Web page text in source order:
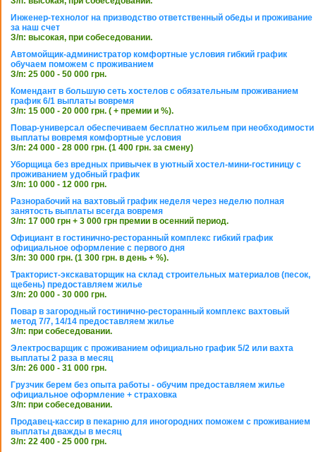
Инженер-технолог на призводство ответственный обеды и проживание
за наш счет
З/п: высокая, при собеседовании.
Автомойщик-администратор комфортные условия гибкий график
обучаем поможем с проживанием
З/п: 25 000 - 50 000 грн.
Комендант в большую сеть хостелов с обязательным проживанием
график 6/1 выплаты вовремя
З/п: 15 000 - 20 000 грн. ( + премии и %).
Повар-универсал обеспечиваем бесплатно жильем при необходимости
выплаты вовремя комфортные условия
З/п: 24 000 - 28 000 грн. (1 400 грн. за смену)
Уборщица без вредных привычек в уютный хостел-мини-гостиницу с
проживанием удобный график
З/п: 10 000 - 12 000 грн.
Разнорабочий на вахтовый график неделя через неделю полная
занятость выплаты всегда вовремя
З/п: 17 000 грн + 3 000 грн премии в осенний период.
Официант в гостинично-ресторанный комплекс гибкий график
официальное оформление с первого дня
З/п: 30 000 грн. (1 300 грн. в день + %).
Тракторист-экскаваторщик на склад строительных материалов (песок,
щебень) предоставляем жилье
З/п: 20 000 - 30 000 грн.
Повар в загородный гостинично-ресторанный комплекс вахтовый
метод 7/7, 14/14 предоставляем жилье
З/п: при собеседовании.
Электросварщик с проживанием официально график 5/2 или вахта
выплаты 2 раза в месяц
З/п: 26 000 - 31 000 грн.
Грузчик берем без опыта работы - обучим предоставляем жилье
официальное оформление + страховка
З/п: при собеседовании.
Продавец-кассир в пекарню для иногородних поможем с проживанием
выплаты дважды в месяц
З/п: 22 400 - 25 000 грн.